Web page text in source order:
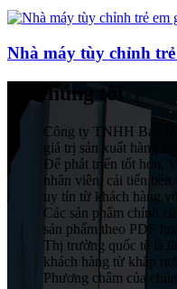
Nhà máy tùy chỉnh trẻ
Về chúng tôi
Công ty TNHH Bao bì
giá trị sản xuất hàng
Để phát triển tốt hơn,
nhân viên, cải tiến
uy tín từ khách hàng
Các sản phẩm chính
sản phẩm theo PDF
Thị trường quốc tế là
khách hàng từ khắp
Phương châm của